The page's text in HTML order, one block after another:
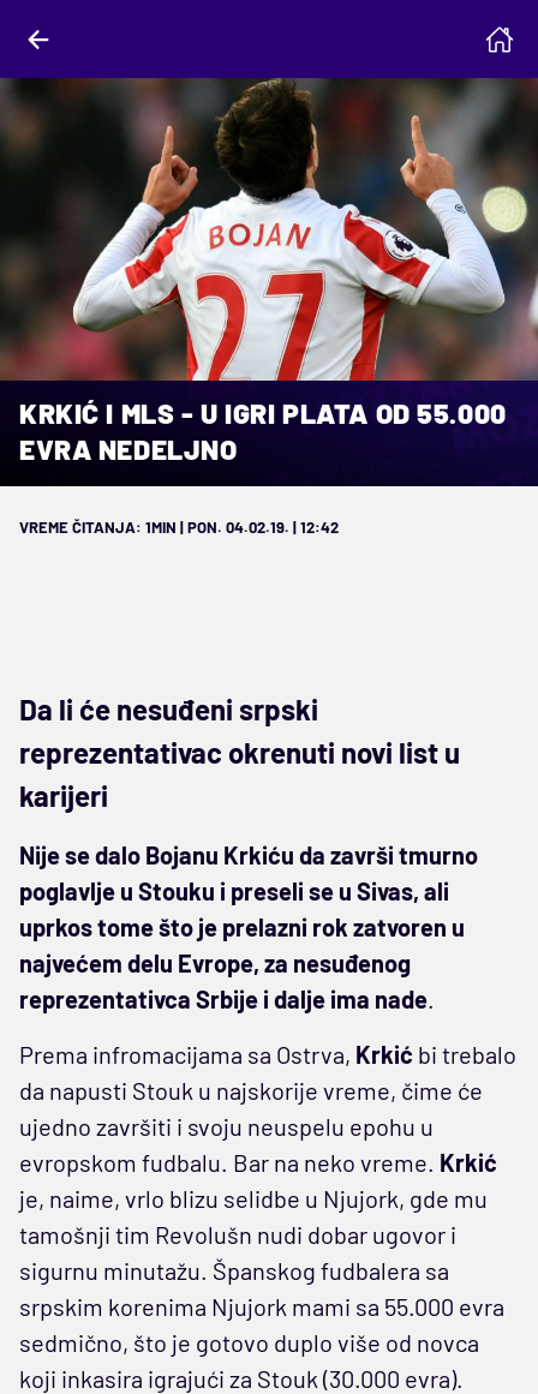
KRKIĆ I MLS - U IGRI PLATA OD 55.000
EVRA NEDELJNO
VREME ČITANJA: 1MIN | PON. 04.02.19. | 12:42
Da li će nesuđeni srpski
reprezentativac okrenuti novi list u
karijeri
Nije se dalo Bojanu Krkiću da završi tmurno
poglavlje u Stouku i preseli se u Sivas, ali
uprkos tome što je prelazni rok zatvoren u
najvećem delu Evrope, za nesuđenog
reprezentativca Srbije i dalje ima nade.
Prema infromacijama sa Ostrva, Krkić bi trebalo
da napusti Stouk u najskorije vreme, čime će
ujedno završiti i svoju neuspelu epohu u
evropskom fudbalu. Bar na neko vreme. Krkić
je, naime, vrlo blizu selidbe u Njujork, gde mu
tamošnji tim Revolušn nudi dobar ugovor i
sigurnu minutažu. Španskog fudbalera sa
srpskim korenima Njujork mami sa 55.000 evra
sedmično, što je gotovo duplo više od novca
koji inkasira igrajući za Stouk (30.000 evra).